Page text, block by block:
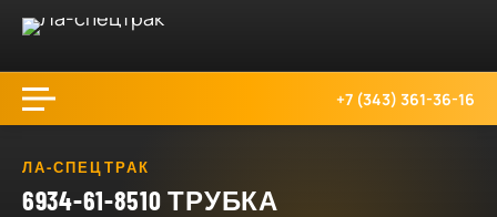
+7 (343) 361-36-16
ЛА-СПЕЦТРАК
6934-61-8510 ТРУБКА